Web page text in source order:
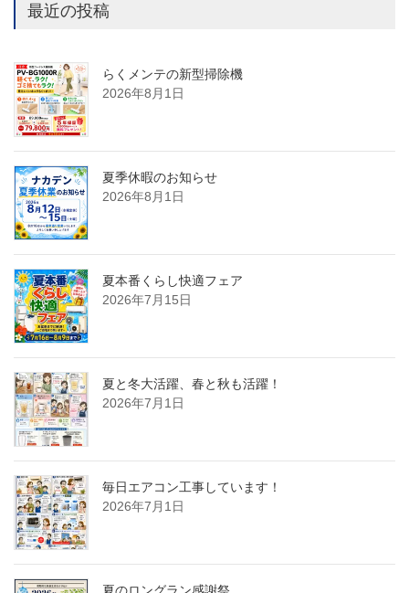
最近の投稿
らくメンテの新型掃除機
2026年8月1日
夏季休暇のお知らせ
2026年8月1日
夏本番くらし快適フェア
2026年7月15日
夏と冬大活躍、春と秋も活躍！
2026年7月1日
毎日エアコン工事しています！
2026年7月1日